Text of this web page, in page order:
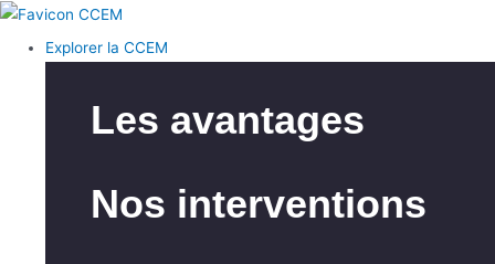
Explorer la CCEM
Les avantages
Nos interventions